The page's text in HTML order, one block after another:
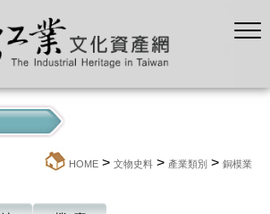
HOME > 文物史料 > 產業類別 > 銅模業